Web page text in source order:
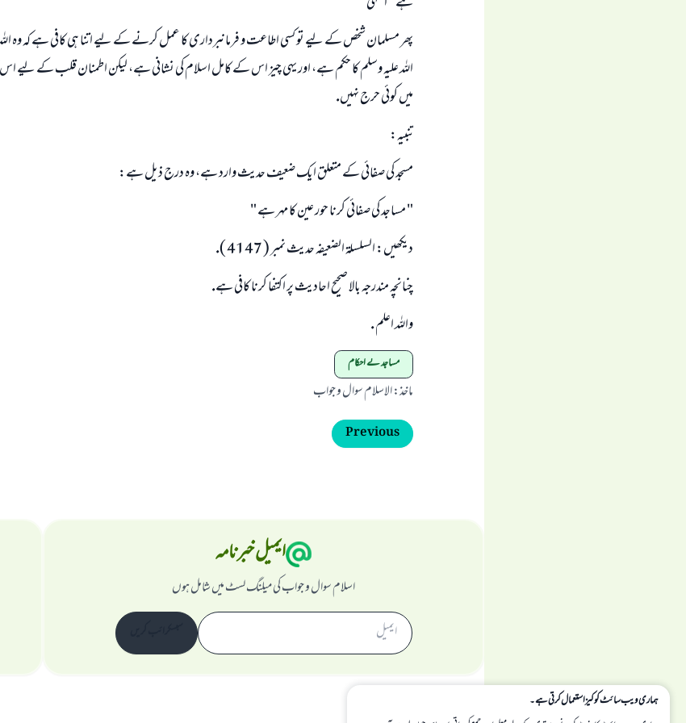
پھر مسلمان شخص كے ليے تو كسى اطاعت و فرمانبردارى كا عمل كرنے كے ليے اتنا ہى كافى ہے كہ وہ
اللہ عليہ وسلم كا حكم ہے، اور يہى چيز اس كے كامل اسلام كى نشانى ہے، ليكن اطمنان قلب كے ليے
ميں كوئى حرج نہيں.
تنبيہ:
مسجد كى صفائى كے متعلق ايك ضعيف حديث وارد ہے، وہ درج ذيل ہے:
" مساجد كى صفائى كرنا حور عين كا مہر ہے "
ديكھيں: السلسلۃ الضعيفہ حديث نمبر ( 4147 ).
چنانچہ مندرجہ بالا صحيح احاديث پر اكتفا كرنا كافى ہے.
واللہ اعلم .
مساجد کے احکام
ماخذ:الاسلام سوال و جواب
Previous
ایمیل خبرنامہ
اسلام سوال و جواب کی میلنگ لسٹ میں شامل ہوں
ہماری ویب سائٹ کوکیز استعمال کرتی ہے۔